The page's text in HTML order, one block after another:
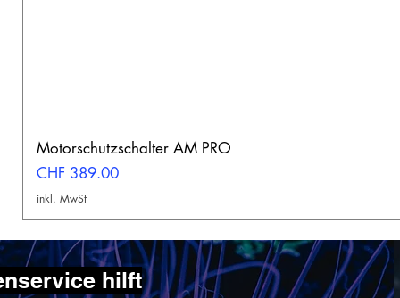
Motorschutzschalter AM PRO
Preis
CHF 389.00
inkl. MwSt
hilft